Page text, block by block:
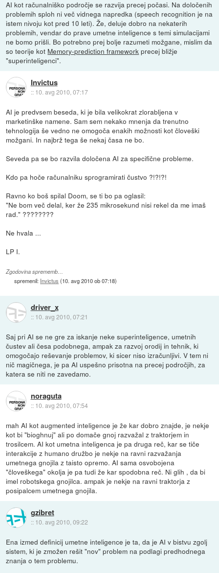
AI kot računalniško področje se razvija precej počasi. Na določenih
problemih sploh ni več vidnega napredka (speech recognition je na
istem nivoju kot pred 10 leti). Že, deluje dobro na nekaterih
problemih, vendar do prave umetne inteligence s temi simulacijami
ne bomo prišli. Bo potrebno prej bolje razumeti možgane, mislim da
so teorije kot Memory-prediction framework precej bližje
"superinteligenci".
Invictus
:: 10. avg 2010, 07:17
AI je predvsem beseda, ki je bila velikokrat zlorabljena v
marketinške namene. Sam sem nekako mnenja da trenutno
tehnologija še vedno ne omogoča enakih možnosti kot človeški
možgani. In najbrž tega še nekaj časa ne bo.
Seveda pa se bo razvila določena AI za specifične probleme.
Kdo pa hoče računalniku sprogramirati čustvo ?!?!?!
Ravno ko boš spilal Doom, se ti bo pa oglasil:
"Ne bom več delal, ker že 235 mikrosekund nisi rekel da me imaš
rad." ????????
Ne hvala ...
LP I.
Zgodovina sprememb…
spremenil: Invictus (10. avg 2010 ob 07:18)
driver_x
:: 10. avg 2010, 07:21
Saj pri AI se ne gre za iskanje neke superinteligence, umetnih
čustev ali česa podobnega, ampak za razvoj orodij in tehnik, ki
omogočajo reševanje problemov, ki sicer niso izračunljivi. V tem ni
nič magičnega, je pa AI uspešno prisotna na precej področjih, za
katera se niti ne zavedamo.
noraguta
:: 10. avg 2010, 07:54
mah AI kot augmented inteligence je že kar dobro znajde, je nekje
kot bi "bioghnuj" ali po domače gnoj razvažal z traktorjem in
trosilcem. AI kot umetna inteligenca je pa druga reč, kar se tiče
interakcije z humano družbo je nekje na ravni razvažanja
umetnega gnojila z taisto opremo. AI sama osvobojena
"človeškega" okolja je pa tudi že kar spodobna reč. Ni glih , da bi
imel robotskega gnojilca. ampak je nekje na ravni traktorja z
posipalcem umetnega gnojila.
gzibret
:: 10. avg 2010, 09:22
Ena izmed definicij umetne inteligence je ta, da je AI v bistvu zgolj
sistem, ki je zmožen rešit "nov" problem na podlagi predhodnega
znanja o tem problemu.